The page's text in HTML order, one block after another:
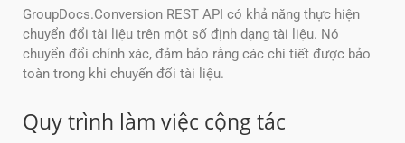
GroupDocs.Conversion REST API có khả năng thực hiện
chuyển đổi tài liệu trên một số định dạng tài liệu. Nó
chuyển đổi chính xác, đảm bảo rằng các chi tiết được bảo
toàn trong khi chuyển đổi tài liệu.
Quy trình làm việc cộng tác